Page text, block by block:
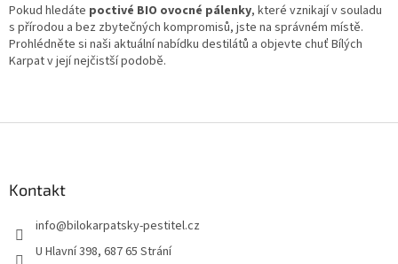
Pokud hledáte poctivé BIO ovocné pálenky, které vznikají v souladu
s přírodou a bez zbytečných kompromisů, jste na správném místě.
Prohlédněte si naši aktuální nabídku destilátů a objevte chuť Bílých
Karpat v její nejčistší podobě.
Kontakt
info@bilokarpatsky-pestitel.cz
U Hlavní 398, 687 65 Strání